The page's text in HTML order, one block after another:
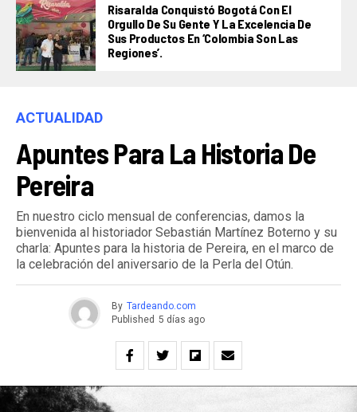
Risaralda Conquistó Bogotá Con El
Orgullo De Su Gente Y La Excelencia De
Sus Productos En ‘Colombia Son Las
Regiones’.
ACTUALIDAD
Apuntes Para La Historia De
Pereira
En nuestro ciclo mensual de conferencias, damos la
bienvenida al historiador Sebastián Martínez Boterno y su
charla: Apuntes para la historia de Pereira, en el marco de
la celebración del aniversario de la Perla del Otún.
By Tardeando.com
Published 5 días ago